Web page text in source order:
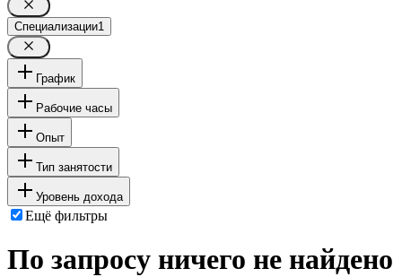
Специализации1
График
Рабочие часы
Опыт
Тип занятости
Уровень дохода
Ещё фильтры
По запросу ничего не найдено